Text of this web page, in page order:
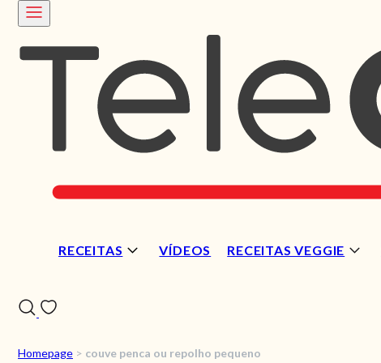
RECEITAS VÍDEOS RECEITAS VEGGIE
Homepage > couve penca ou repolho pequeno